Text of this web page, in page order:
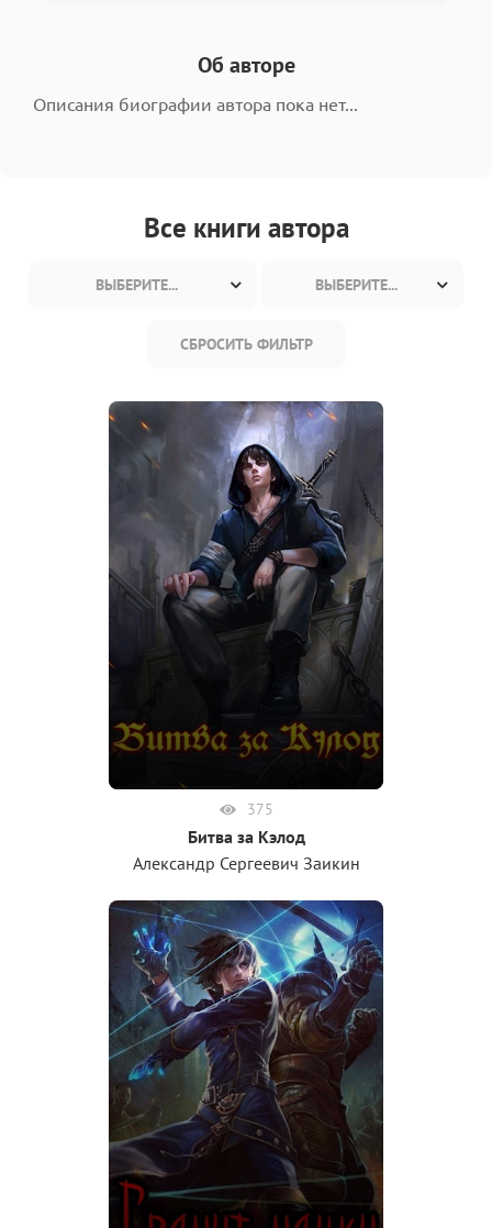
Об авторе
Описания биографии автора пока нет...
Все книги автора
ВЫБЕРИТЕ... ВЫБЕРИТЕ...
СБРОСИТЬ ФИЛЬТР
375
Битва за Кэлод
Александр Сергеевич Заикин